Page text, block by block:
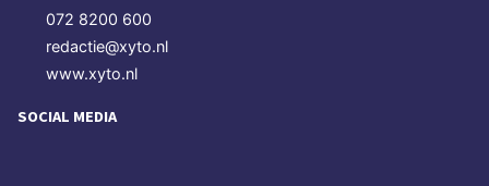
072 8200 600
redactie@xyto.nl
www.xyto.nl
SOCIAL MEDIA